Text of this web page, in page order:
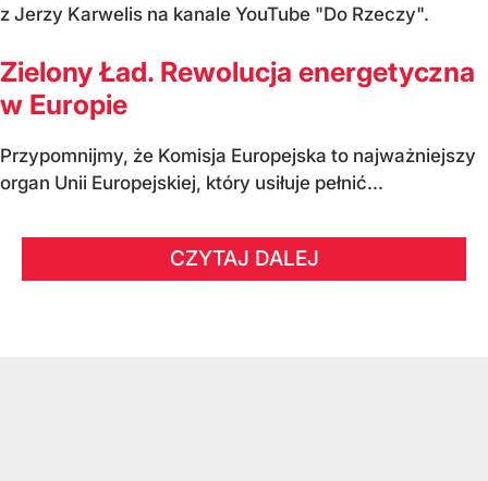
z Jerzy Karwelis na kanale YouTube "Do Rzeczy".
Zielony Ład. Rewolucja energetyczna
w Europie
Przypomnijmy, że Komisja Europejska to najważniejszy
organ Unii Europejskiej, który usiłuje pełnić...
CZYTAJ DALEJ